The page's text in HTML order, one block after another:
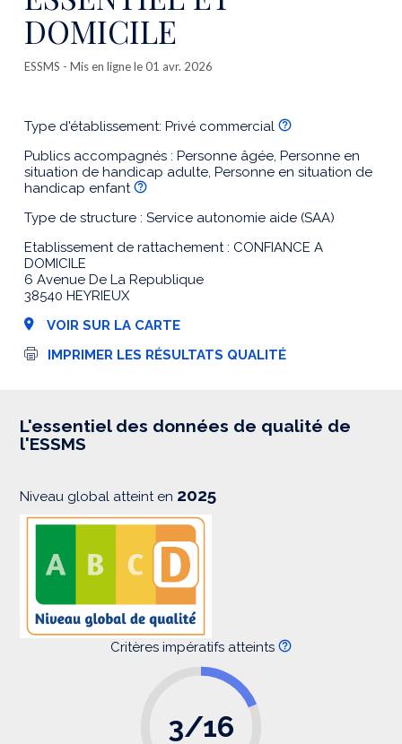
DOMICILE
ESSMS - Mis en ligne le 01 avr. 2026
Type d'établissement: Privé commercial
Publics accompagnés : Personne âgée, Personne en
situation de handicap adulte, Personne en situation de
handicap enfant
Type de structure : Service autonomie aide (SAA)
Etablissement de rattachement : CONFIANCE A
DOMICILE
6 Avenue De La Republique
38540 HEYRIEUX
VOIR SUR LA CARTE
I
s
i
IMPRIMER LES RÉSULTATS QUALITÉ
L'essentiel des données de qualité de
l'ESSMS
Niveau global atteint en 2025
Critères impératifs atteints
3/16